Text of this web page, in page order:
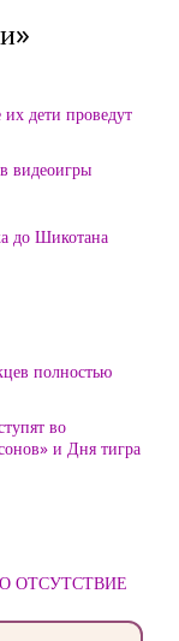
их дети проведут
видеоигры
до Шикотана
полностью
во
и Дня тигра
ОТСУТСТВИЕ